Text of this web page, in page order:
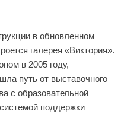
в обновленном
галерея «Виктория».
в 2005 году,
путь от выставочного
с образовательной
поддержки